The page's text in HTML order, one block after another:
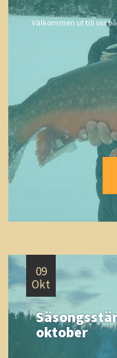
Välkommen ut till oss
09
Okt
oktober